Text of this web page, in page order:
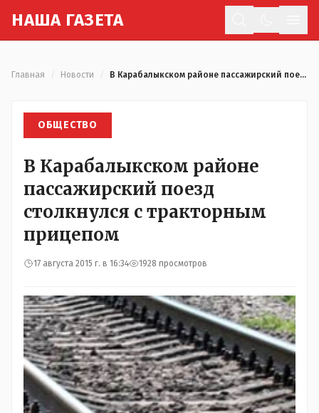
НАША ГАЗЕТА
Главная Новости В Карабалыкском районе пассажирский поезд столкнулся с тракторным прицепом
ОБЩЕСТВО
В Карабалыкском районе
пассажирский поезд
столкнулся с тракторным
прицепом
17 августа 2015 г. в 16:34 1928 просмотров